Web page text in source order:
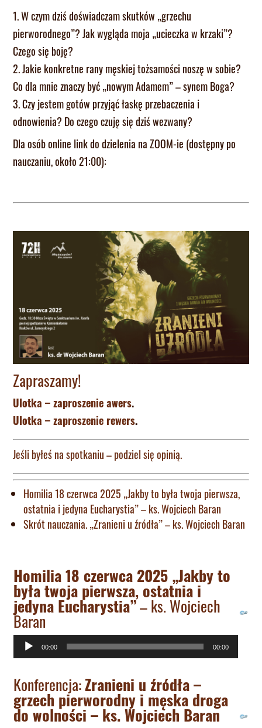
1. W czym dziś doświadczam skutków „grzechu
pierworodnego”? Jak wygląda moja „ucieczka w krzaki”?
Czego się boję?
2. Jakie konkretne rany męskiej tożsamości noszę w sobie?
Co dla mnie znaczy być „nowym Adamem” – synem Boga?
3. Czy jestem gotów przyjąć łaskę przebaczenia i
odnowienia? Do czego czuję się dziś wezwany?
Dla osób online link do dzielenia na ZOOM-ie (dostępny po
nauczaniu, około 21:00):
Zapraszamy!
Ulotka – zaproszenie awers.
Ulotka – zaproszenie rewers.
Jeśli byłeś na spotkaniu – podziel się opinią.
Homilia 18 czerwca 2025 „Jakby to była twoja pierwsza,
ostatnia i jedyna Eucharystia” – ks. Wojciech Baran
Skrót nauczania. „Zranieni u źródła” – ks. Wojciech Baran
Homilia 18 czerwca 2025 „Jakby to
była twoja pierwsza, ostatnia i
jedyna Eucharystia”– ks. Wojciech
Baran
Odtwarzacz
plików
dźwiękowych
00:00 00:00
Konferencja:Zranieni u źródła –
grzech pierworodny i męska droga
do wolności – ks. Wojciech Baran